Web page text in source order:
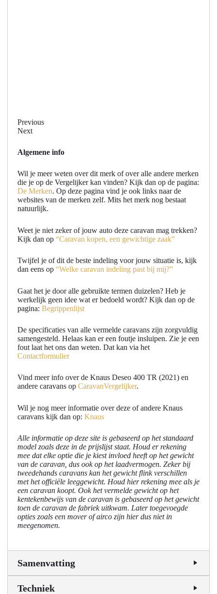
Previous
Next
Algemene info
Wil je meer weten over dit merk of over alle andere merken
die je op de Vergelijker kan vinden? Kijk dan op de pagina:
De Merken. Op deze pagina vind je ook links naar de
websites van de merken zelf. Mits het merk nog bestaat
natuurlijk.
Weet je niet zeker of jouw auto deze caravan mag trekken?
Kijk dan op “Caravan kopen, een gewichtige zaak”
Twijfel je of dit de beste indeling voor jouw situatie is, kijk
dan eens op “Welke caravan indeling past bij mij?”
Gaat het je door alle gebruikte termen duizelen? Heb je
werkelijk geen idee wat er bedoeld wordt? Kijk dan op de
pagina: Begrippenlijst
De specificaties van alle vermelde caravans zijn zorgvuldig
samengesteld. Helaas kan er een foutje insluipen. Zie je een
fout laat het ons dan weten. Dat kan via het
Contactformulier
Vind meer info over de Knaus Deseo 400 TR (2021) en
andere caravans op CaravanVergelijker.
Wil je nog meer informatie over deze of andere Knaus
caravans kijk dan op: Knaus
Alle informatie op deze site is gebaseerd op het standaard
model zoals deze in de prijslijst staat. Houd er rekening
mee dat elke optie die je kiest invloed heeft op het gewicht
van de caravan, dus ook op het laadvermogen. Zeker bij
tweedehands caravans kan het gewicht flink verschillen
met het officiële leeggewicht. Houd hier rekening mee als je
een caravan koopt. Ook het vermelde gewicht op het
kentekenbewijs van de caravan is gebaseerd op het gewicht
toen de caravan de fabriek uitkwam. Later toegevoegde
opties zoals een mover of airco zijn hier dus niet in
meegenomen.
Samenvatting
Techniek